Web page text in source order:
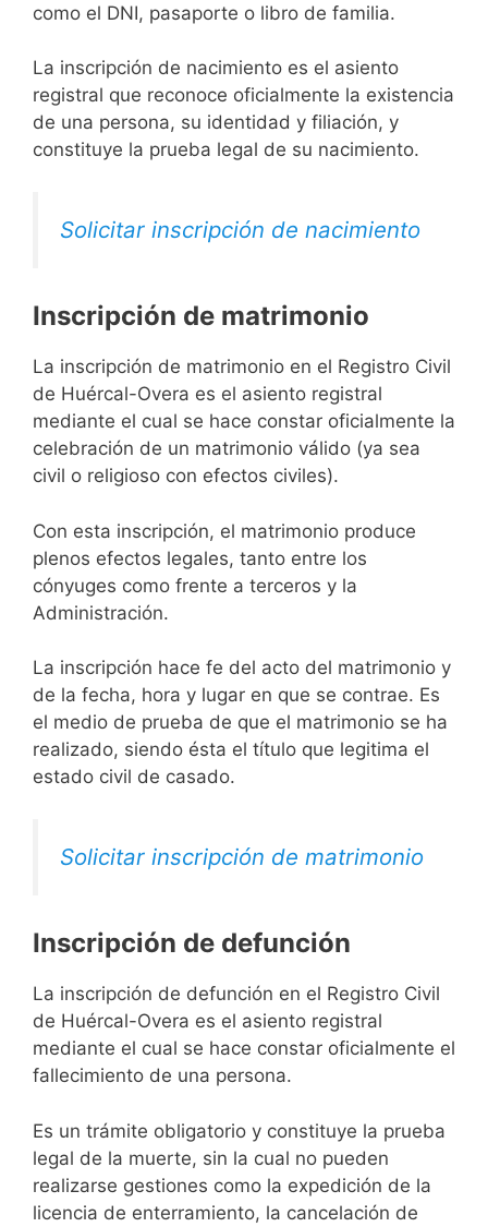
como el DNI, pasaporte o libro de familia.
La inscripción de nacimiento es el asiento
registral que reconoce oficialmente la existencia
de una persona, su identidad y filiación, y
constituye la prueba legal de su nacimiento.
Solicitar inscripción de nacimiento
Inscripción de matrimonio
La inscripción de matrimonio en el Registro Civil
de Huércal-Overa es el asiento registral
mediante el cual se hace constar oficialmente la
celebración de un matrimonio válido (ya sea
civil o religioso con efectos civiles).
Con esta inscripción, el matrimonio produce
plenos efectos legales, tanto entre los
cónyuges como frente a terceros y la
Administración.
La inscripción hace fe del acto del matrimonio y
de la fecha, hora y lugar en que se contrae. Es
el medio de prueba de que el matrimonio se ha
realizado, siendo ésta el título que legitima el
estado civil de casado.
Solicitar inscripción de matrimonio
Inscripción de defunción
La inscripción de defunción en el Registro Civil
de Huércal-Overa es el asiento registral
mediante el cual se hace constar oficialmente el
fallecimiento de una persona.
Es un trámite obligatorio y constituye la prueba
legal de la muerte, sin la cual no pueden
realizarse gestiones como la expedición de la
licencia de enterramiento, la cancelación de